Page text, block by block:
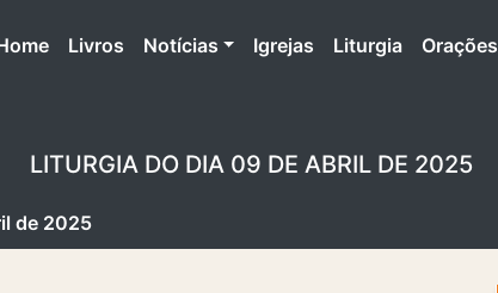
(atual)
Livros Notícias Igrejas Liturgia Orações
LITURGIA DO DIA 09 DE ABRIL DE 2025
de 2025